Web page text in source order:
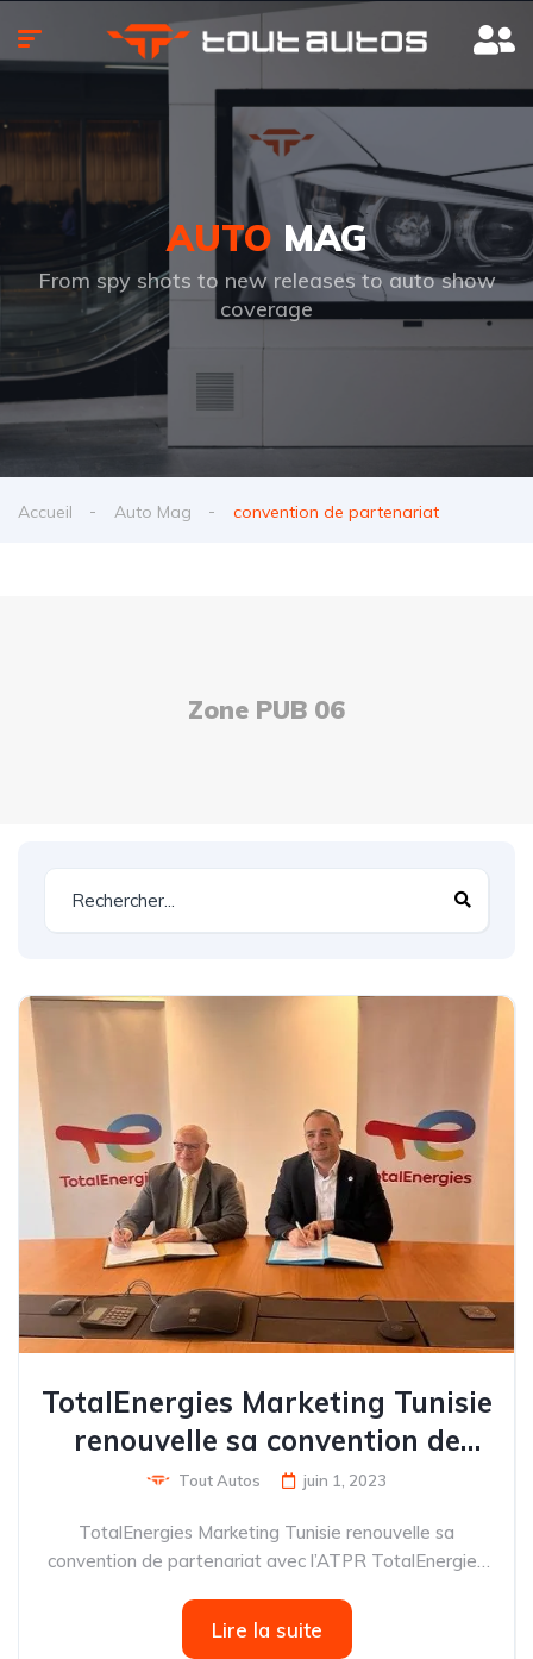
AUTO MAG
From spy shots to new releases to auto show
coverage
Accueil Auto Mag convention de partenariat
Zone PUB 06
TotalEnergies Marketing Tunisie
renouvelle sa convention de
partenariat avec l’ATPR
Tout Autos juin 1, 2023
TotalEnergies Marketing Tunisie renouvelle sa
convention de partenariat avec l’ATPR TotalEnergies
partenariat avec l’Association Tunisienne de Prévention
Routière, renouvelant ainsi un partenariat historique et
Lire la suite